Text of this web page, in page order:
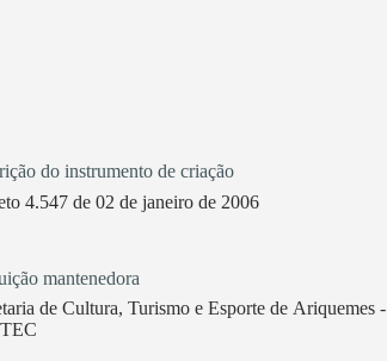
do instrumento de criação
4.547 de 02 de janeiro de 2006
mantenedora
de Cultura, Turismo e Esporte de Ariquemes -